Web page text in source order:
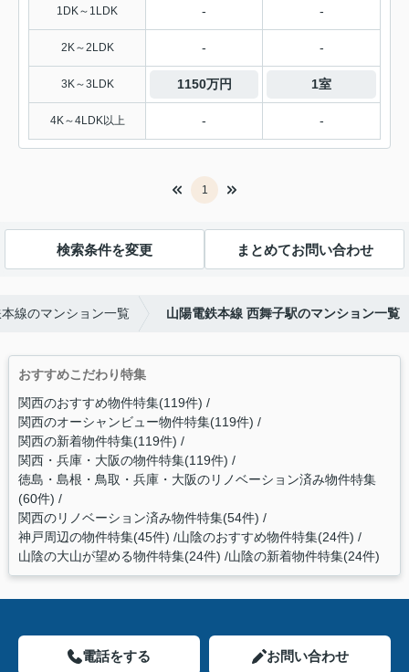
1DK～1LDK - -
2K～2LDK - -
3K～3LDK 1150万円 1室
4K～4LDK以上 - -
1
検索条件を変更 まとめてお問い合わせ
線のマンション一覧 山陽電鉄本線 西舞子駅のマンション一覧
おすすめこだわり特集
関西のおすすめ物件特集(119件)
関西のオーシャンビュー物件特集(119件)
関西の新着物件特集(119件)
関西・兵庫・大阪の物件特集(119件)
徳島・島根・鳥取・兵庫・大阪のリノベーション済み物件特集
(60件)
関西のリノベーション済み物件特集(54件)
神戸周辺の物件特集(45件) 山陰のおすすめ物件特集(24件)
山陰の大山が望める物件特集(24件) 山陰の新着物件特集(24件)
電話をする お問い合わせ